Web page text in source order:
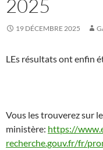
2025
19 DÉCEMBRE 2025
LEs résultats ont enfin
Vous les trouverez sur
ministère: https://
recherche.gouv.fr/fr/